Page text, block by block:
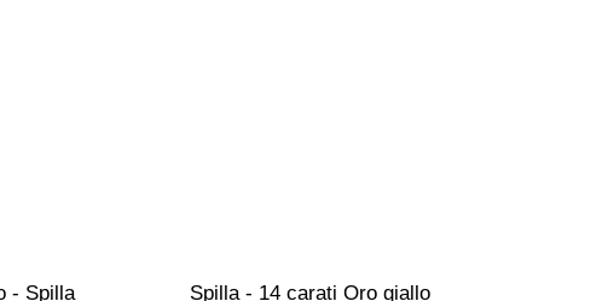
- Spilla Spilla - 14 carati Oro giallo